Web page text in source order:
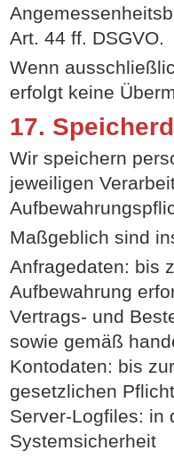
Art. 44 ff. DSGVO.
Wenn
erfolgt keine
17.
Wir speichern
jeweiligen
Maßgeblich sind
Anfragedaten: bis
Aufbewahrung
Vertrags- und
sowie gemäß
Kontodaten: bis
gesetzlichen
Server-Logfiles: in
Systemsicherheit